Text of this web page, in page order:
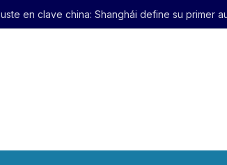
define su primer aumento de subte en 21 años